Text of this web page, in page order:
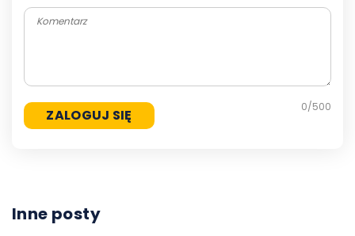
0/500
Inne posty